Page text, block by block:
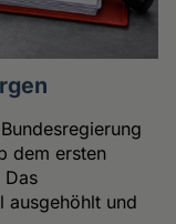
dem ersten
ausgehöhlt und